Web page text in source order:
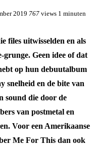
2019 767 views 1 minuten
files uitwisselden en als
grunge. Geen idee of dat
op hun debuutalbum
snelheid en de bite van
sound die door de
van postmetal en
Voor een Amerikaanse
Me For This dan ook